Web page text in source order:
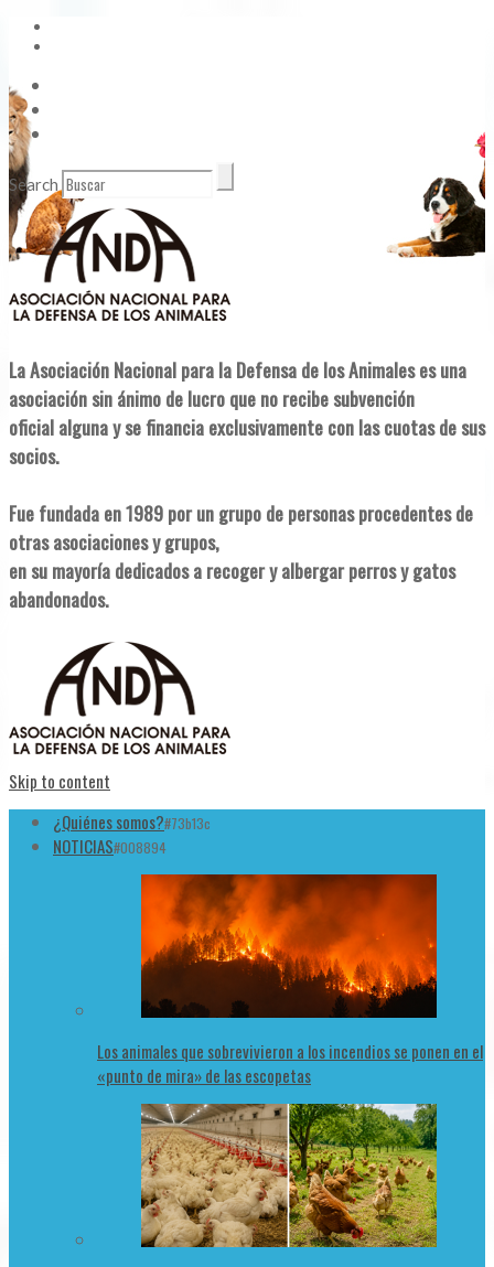
Search
La Asociación Nacional para la Defensa de los Animales es una
asociación sin ánimo de lucro que no recibe subvención
oficial alguna y se financia exclusivamente con las cuotas de sus
socios.
Fue fundada en 1989 por un grupo de personas procedentes de
otras asociaciones y grupos,
en su mayoría dedicados a recoger y albergar perros y gatos
abandonados.
Skip to content
¿Quiénes somos?#73b13c
NOTICIAS#008894
Los animales que sobrevivieron a los incendios se ponen en el
«punto de mira» de las escopetas